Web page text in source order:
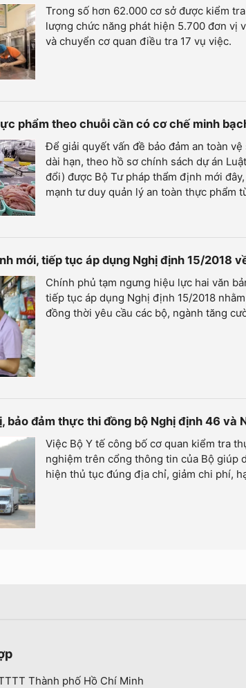
Trong số hơn 62.000 cơ sở được kiểm
lượng chức năng phát hiện 5.700 đơn vị
và chuyển cơ quan điều tra 17 vụ việc.
phẩm theo chuỗi cần có cơ chế minh
Để giải quyết vấn đề bảo đảm an toàn
dài hạn, theo hồ sơ chính sách dự án
đổi) được Bộ Tư pháp thẩm định mới
mạnh tư duy quản lý an toàn thực phẩm
mới, tiếp tục áp dụng Nghị định 15/2018
Chính phủ tạm ngưng hiệu lực hai văn
tiếp tục áp dụng Nghị định 15/2018
đồng thời yêu cầu các bộ, ngành tăng
bảo đảm thực thi đồng bộ Nghị định 46 và
Việc Bộ Y tế công bố cơ quan kiểm tra
nghiệm trên cổng thông tin của Bộ giúp
hiện thủ tục đúng địa chỉ, giảm chi phí,
Thành phố Hồ Chí Minh